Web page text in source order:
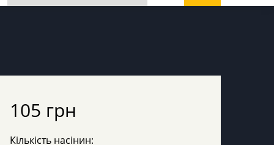
105 грн
Кількість насінин: